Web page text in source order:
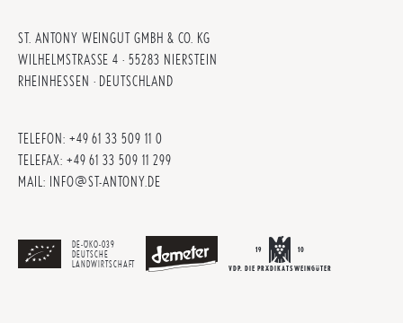
ST. ANTONY WEINGUT GMBH & CO. KG
WILHELMSTRASSE 4 · 55283 NIERSTEIN
RHEINHESSEN · DEUTSCHLAND
TELEFON: +49 61 33 509 11 0
TELEFAX: +49 61 33 509 11 299
MAIL: INFO@ST-ANTONY.DE
DE-ÖKO-039
DEUTSCHE
LANDWIRTSCHAFT
19 10
VDP. DIE PRÄDIKATSWEINGÜTER